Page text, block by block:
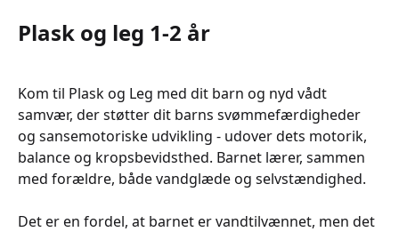
Plask og leg 1-2 år
Kom til Plask og Leg med dit barn og nyd vådt
samvær, der støtter dit barns svømmefærdigheder
og sansemotoriske udvikling - udover dets motorik,
balance og kropsbevidsthed. Barnet lærer, sammen
med forældre, både vandglæde og selvstændighed.
Det er en fordel, at barnet er vandtilvænnet, men det